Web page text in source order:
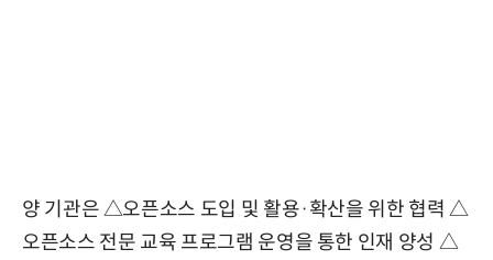
양 기관은 △오픈소스 도입 및 활용·확산을 위한 협력 △
오픈소스 전문 교육 프로그램 운영을 통한 인재 양성 △